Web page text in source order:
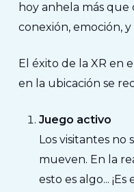
hoy anhela más que
conexión, emoción, y
El éxito de la XR en
en la ubicación se
Juego activo
Los visitantes no
mueven. En la
esto es algo...